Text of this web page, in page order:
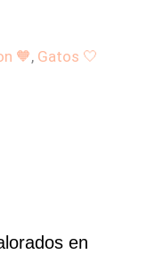
🧡, Gatos 🤍
en